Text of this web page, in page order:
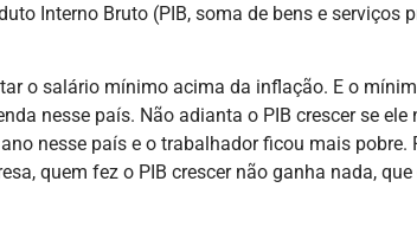
Interno Bruto (PIB, soma de bens e serviços
o salário mínimo acima da inflação. E o
nesse país. Não adianta o PIB crescer se ele
nesse país e o trabalhador ficou mais pobre.
quem fez o PIB crescer não ganha nada,